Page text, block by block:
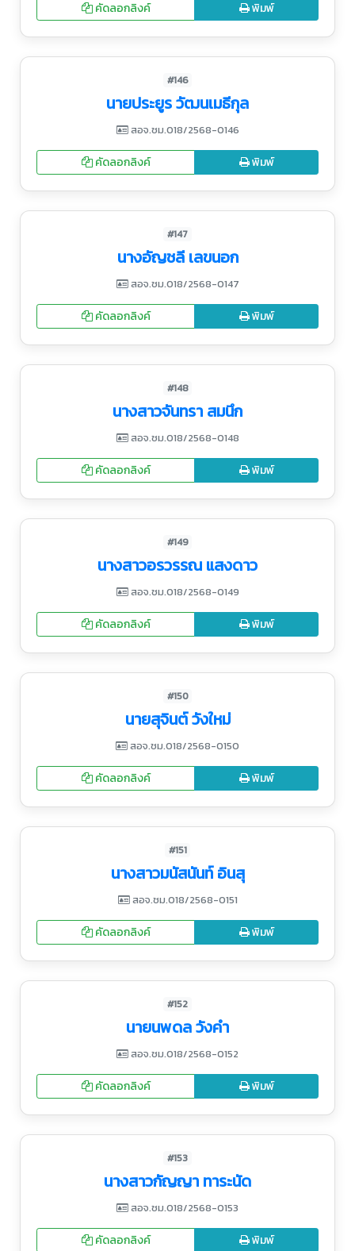
คัดลอกลิงค์ พิมพ์
#146
นายประยูร วัฒนเมธีกุล
สอจ.ชม.018/2568-0146
คัดลอกลิงค์ พิมพ์
#147
นางอัญชลี เลขนอก
สอจ.ชม.018/2568-0147
คัดลอกลิงค์ พิมพ์
#148
นางสาวจันทรา สมนึก
สอจ.ชม.018/2568-0148
คัดลอกลิงค์ พิมพ์
#149
นางสาวอรวรรณ แสงดาว
สอจ.ชม.018/2568-0149
คัดลอกลิงค์ พิมพ์
#150
นายสุจินต์ วังใหม่
สอจ.ชม.018/2568-0150
คัดลอกลิงค์ พิมพ์
#151
นางสาวมนัสนันท์ อินสุ
สอจ.ชม.018/2568-0151
คัดลอกลิงค์ พิมพ์
#152
นายนพดล วังคำ
สอจ.ชม.018/2568-0152
คัดลอกลิงค์ พิมพ์
#153
นางสาวกัญญา ทาระนัด
สอจ.ชม.018/2568-0153
คัดลอกลิงค์ พิมพ์